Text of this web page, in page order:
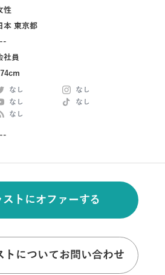
性
本 東京都
社員
なし
なし
なし
なし
なし
ストにオファーする
トについてお問い合わせ